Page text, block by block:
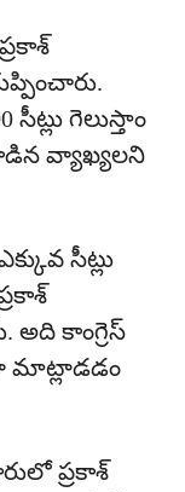
సీట్లు గెలుస్తాం
వ్యాఖ్యలని
సీట్లు
అది కాంగ్రెస్
మాట్లాడడం
ప్రకాశ్